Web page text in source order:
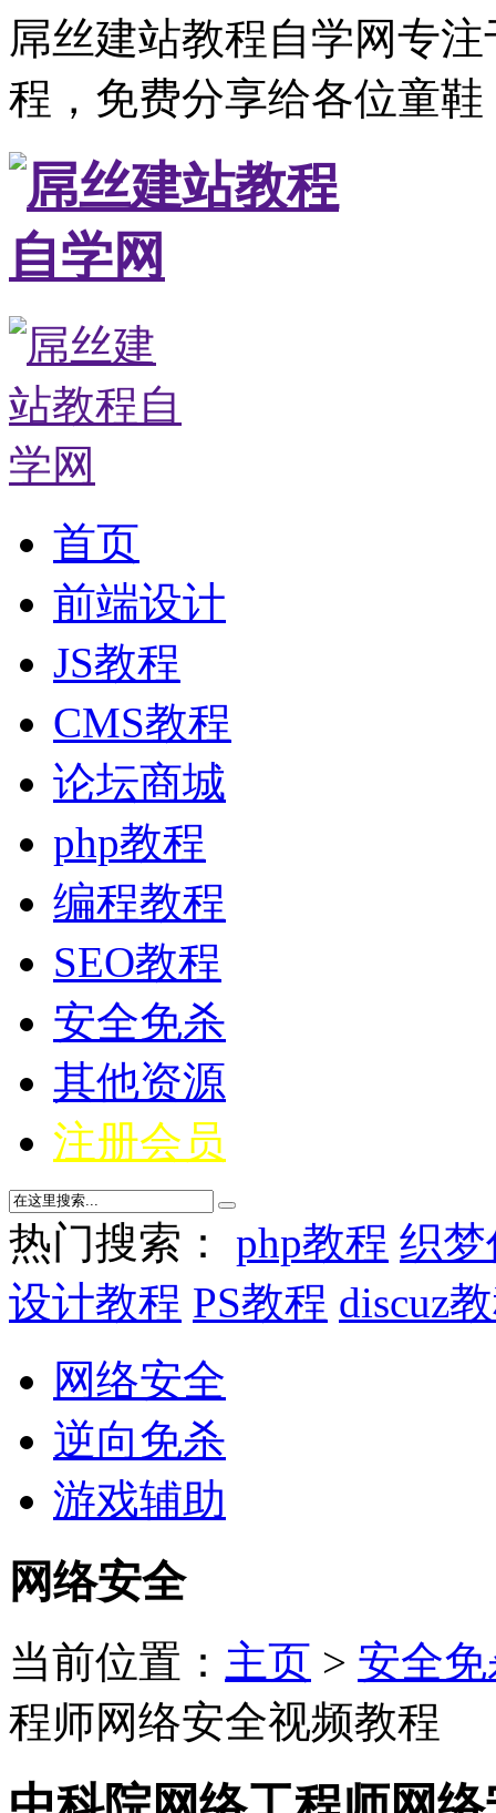
屌丝建站教程自学网专
程，免费分享给各位童
首页
前端设计
JS教程
CMS教程
论坛商城
php教程
编程教程
SEO教程
安全免杀
其他资源
注册会员
热门搜索： php教程 织
设计教程 PS教程 discuz
网络安全
逆向免杀
游戏辅助
网络安全
当前位置： 主页 > 安全
程师网络安全视频教程